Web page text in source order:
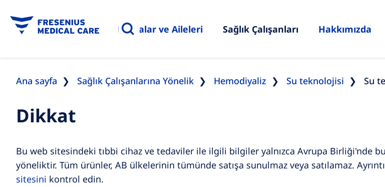
Hastalar ve Aileleri Sağlık Çalışanları Hakkımızda
Ana sayfa Sağlık Çalışanlarına Yönelik Hemodiyaliz Su teknolojisi Su
Dikkat
Bu web sitesindeki tıbbi cihaz ve tedaviler ile ilgili bilgiler yalnızca Avrupa Birliği'nde
yöneliktir. Tüm ürünler, AB ülkelerinin tümünde satışa sunulmaz veya satılamaz.
sitesini kontrol edin.